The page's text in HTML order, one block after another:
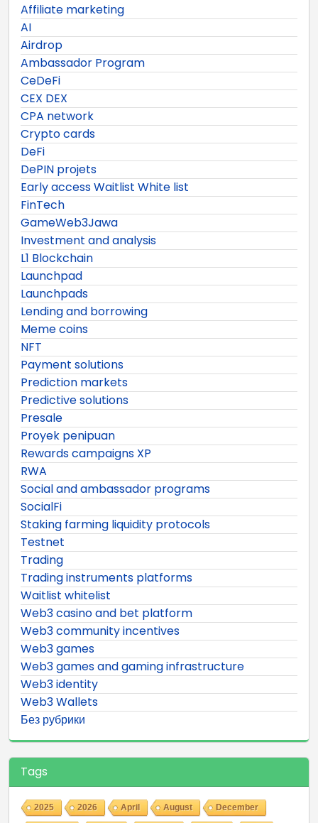
Affiliate marketing
AI
Airdrop
Ambassador Program
CeDeFi
CEX DEX
CPA network
Crypto cards
DeFi
DePIN projets
Early access Waitlist White list
FinTech
GameWeb3Jawa
Investment and analysis
L1 Blockchain
Launchpad
Launchpads
Lending and borrowing
Meme coins
NFT
Payment solutions
Prediction markets
Predictive solutions
Presale
Proyek penipuan
Rewards campaigns XP
RWA
Social and ambassador programs
SocialFi
Staking farming liquidity protocols
Testnet
Trading
Trading instruments platforms
Waitlist whitelist
Web3 casino and bet platform
Web3 community incentives
Web3 games
Web3 games and gaming infrastructure
Web3 identity
Web3 Wallets
Без рубрики
Tags
2025 2026 April August December